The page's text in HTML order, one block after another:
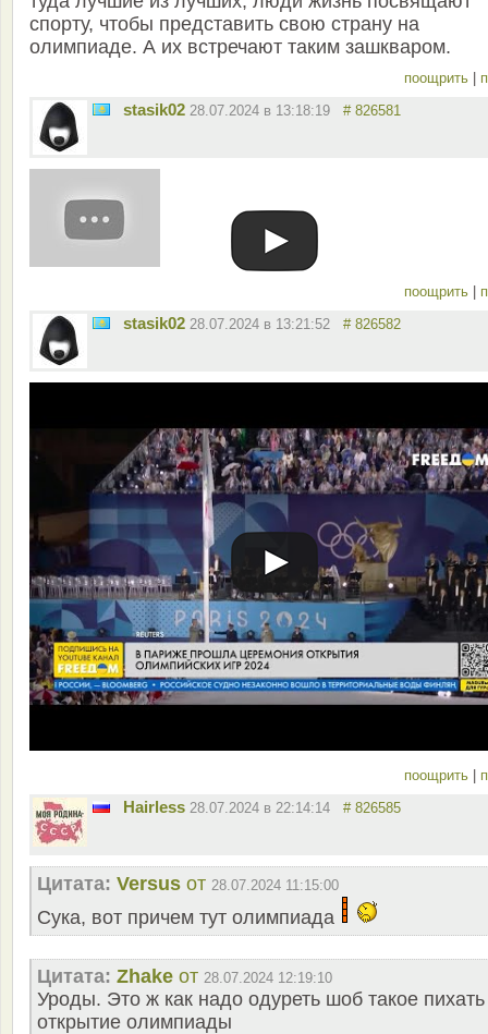
спорту, чтобы представить свою страну на
олимпиаде. А их встречают таким зашкваром.
поощрить
stasik02 28.07.2024 в 13:18:19 # 826581
поощрить
stasik02 28.07.2024 в 13:21:52 # 826582
поощрить |
Hairless 28.07.2024 в 22:14:14 # 826585
Цитата: Versus от 28.07.2024 11:15:00
Сука, вот причем тут олимпиада
Цитата: Zhake от 28.07.2024 12:19:10
Уроды. Это ж как надо одуреть шоб такое
открытие олимпиады